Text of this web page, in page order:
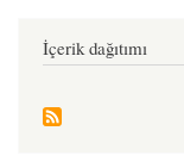
temel
İçerik dağıtımı